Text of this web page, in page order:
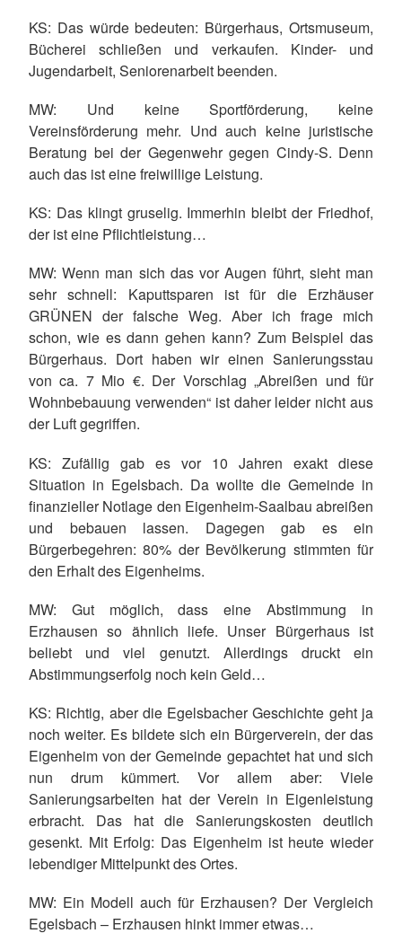
KS: Das würde bedeuten: Bürgerhaus, Ortsmuseum,
Bücherei schließen und verkaufen. Kinder- und
Jugendarbeit, Seniorenarbeit beenden.
MW: Und keine Sportförderung, keine
Vereinsförderung mehr. Und auch keine juristische
Beratung bei der Gegenwehr gegen Cindy-S. Denn
auch das ist eine freiwillige Leistung.
KS: Das klingt gruselig. Immerhin bleibt der Friedhof,
der ist eine Pflichtleistung…
MW: Wenn man sich das vor Augen führt, sieht man
sehr schnell: Kaputtsparen ist für die Erzhäuser
GRÜNEN der falsche Weg. Aber ich frage mich
schon, wie es dann gehen kann? Zum Beispiel das
Bürgerhaus. Dort haben wir einen Sanierungsstau
von ca. 7 Mio €. Der Vorschlag „Abreißen und für
Wohnbebauung verwenden“ ist daher leider nicht aus
der Luft gegriffen.
KS: Zufällig gab es vor 10 Jahren exakt diese
Situation in Egelsbach. Da wollte die Gemeinde in
finanzieller Notlage den Eigenheim-Saalbau abreißen
und bebauen lassen. Dagegen gab es ein
Bürgerbegehren: 80% der Bevölkerung stimmten für
den Erhalt des Eigenheims.
MW: Gut möglich, dass eine Abstimmung in
Erzhausen so ähnlich liefe. Unser Bürgerhaus ist
beliebt und viel genutzt. Allerdings druckt ein
Abstimmungserfolg noch kein Geld…
KS: Richtig, aber die Egelsbacher Geschichte geht ja
noch weiter. Es bildete sich ein Bürgerverein, der das
Eigenheim von der Gemeinde gepachtet hat und sich
nun drum kümmert. Vor allem aber: Viele
Sanierungsarbeiten hat der Verein in Eigenleistung
erbracht. Das hat die Sanierungskosten deutlich
gesenkt. Mit Erfolg: Das Eigenheim ist heute wieder
lebendiger Mittelpunkt des Ortes.
MW: Ein Modell auch für Erzhausen? Der Vergleich
Egelsbach – Erzhausen hinkt immer etwas…